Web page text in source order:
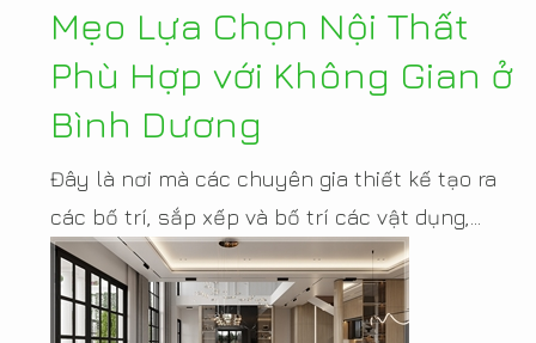
Mẹo Lựa Chọn Nội Thất
Phù Hợp với Không Gian ở
Bình Dương
Đây là nơi mà các chuyên gia thiết kế tạo ra
các bố trí, sắp xếp và bố trí các vật dụng,...